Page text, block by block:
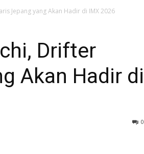
Jepang yang Akan Hadir di IMX 2026
Drifter
Akan Hadir di
0